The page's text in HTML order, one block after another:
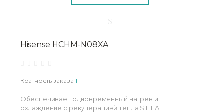
Hisense HCHM-N08XA
Кратность заказа 1
Обеспечивает одновременный нагрев и
охлаждение с рекуперацией тепла S HEAT